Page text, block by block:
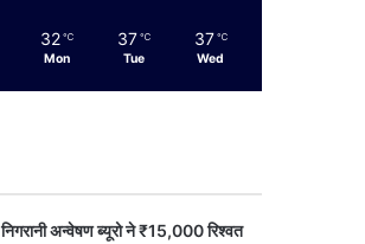
32 ℃
Mon
37 ℃
Tue
37 ℃
Wed
निगरानी अन्वेषण ब्यूरो ने ₹15,000 रिश्वत